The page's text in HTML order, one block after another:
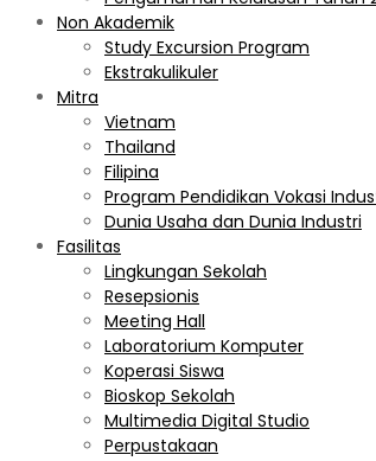
Non Akademik
Study Excursion Program
Ekstrakulikuler
Mitra
Vietnam
Thailand
Filipina
Program Pendidikan Vokasi
Dunia Usaha dan Dunia Industri
Fasilitas
Lingkungan Sekolah
Resepsionis
Meeting Hall
Laboratorium Komputer
Koperasi Siswa
Bioskop Sekolah
Multimedia Digital Studio
Perpustakaan